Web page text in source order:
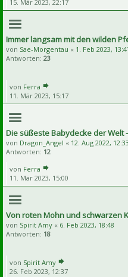
15. Mär 2023, 22:17
Immer langsam mit den wilden
von Sae-Morgentau « 1. Feb 2023,
Antworten: 23
von Ferra
11. Mär 2023, 15:17
Die süßeste Babydecke der Welt
von Dragon_Angel « 12. Aug 2022, 12:33
Antworten: 12
von Ferra
11. Mär 2023, 15:00
Von roten Mohn und schwarzen
von Spirit Amy « 6. Feb 2023, 18:48
Antworten: 18
von Spirit Amy
26. Feb 2023, 12:37